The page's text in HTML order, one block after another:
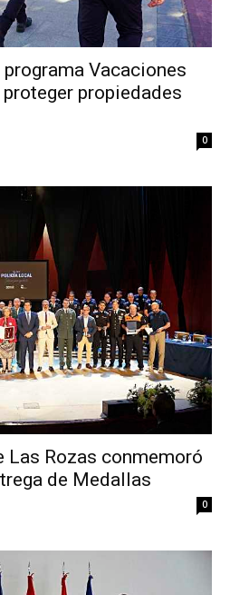
Vacaciones
propiedades
0
Las Rozas conmemoró
de Medallas
0